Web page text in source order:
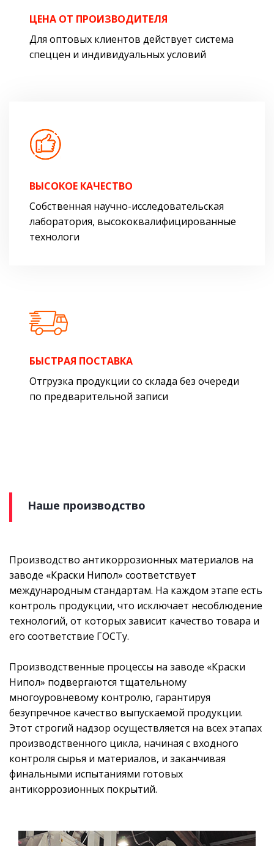
ЦЕНА ОТ ПРОИЗВОДИТЕЛЯ
Для оптовых клиентов действует система
спеццен и индивидуальных условий
ВЫСОКОЕ КАЧЕСТВО
Собственная научно-исследовательская
лаборатория, высококвалифицированные
технологи
БЫСТРАЯ ПОСТАВКА
Отгрузка продукции со склада без очереди
по предварительной записи
Наше производство
Производство антикоррозионных материалов на
заводе «Краски Нипол» соответствует
международным стандартам. На каждом этапе есть
контроль продукции, что исключает несоблюдение
технологий, от которых зависит качество товара и
его соответствие ГОСТу.
Производственные процессы на заводе «Краски
Нипол» подвергаются тщательному
многоуровневому контролю, гарантируя
безупречное качество выпускаемой продукции.
Этот строгий надзор осуществляется на всех этапах
производственного цикла, начиная с входного
контроля сырья и материалов, и заканчивая
финальными испытаниями готовых
антикоррозионных покрытий.